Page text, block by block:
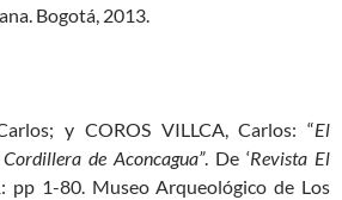
Bogotá, 2013.
y COROS VILLCA, Carlos: “El
de Aconcagua”. De ‘Revista El
pp 1-80. Museo Arqueológico de Los